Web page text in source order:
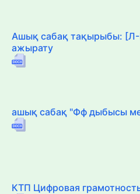
Ашық сабақ тақырыбы:
ажырату
ашық сабақ "Фф дыбысы
КТП Цифровая